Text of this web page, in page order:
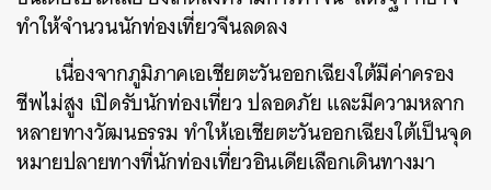
ทำให้จำนวนนักท่องเที่ยวจีนลดลง
เนื่องจากภูมิภาคเอเชียตะวันออกเฉียงใต้มีค่าครอง
ชีพไม่สูง เปิดรับนักท่องเที่ยวปลอดภัยและมีความหลาก
หลายทางวัฒนธรรมทำให้เอเชียตะวันออกเฉียงใต้เป็นจุด
หมายปลายทางที่นักท่องเที่ยวอินเดียเลือกเดินทางมา